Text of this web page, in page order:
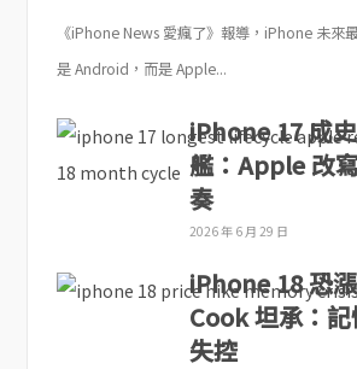
《iPhone News 愛瘋了》報導，iPhone 未來
是 Android，而是 Apple...
iPhone 17 成
艦：Apple 改
奏
2026 年 6 月 29 日
iPhone 18 恐
Cook 坦承：
失控